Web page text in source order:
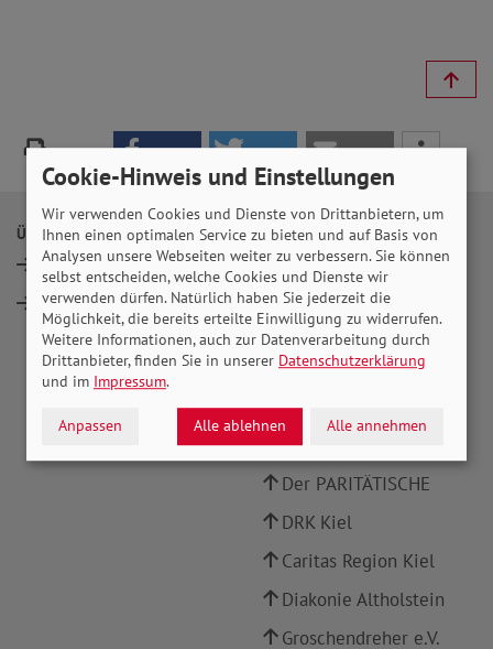
ÜBER UNS
Vorstand
Mitglied werden
INFOPORTALE UND LINKS
SoVD Bundesverband
SoVD Schleswig-
Holstein
SoVD Publikationen
Landeshauptstadt Kiel
AWO Kiel
Der PARITÄTISCHE
DRK Kiel
Caritas Region Kiel
Diakonie Altholstein
Groschendreher e.V.
Cookie-Hinweis und Einstellungen
Wir verwenden Cookies und Dienste von Drittanbietern, um
Ihnen einen optimalen Service zu bieten und auf Basis von
Analysen unsere Webseiten weiter zu verbessern. Sie können
selbst entscheiden, welche Cookies und Dienste wir
verwenden dürfen. Natürlich haben Sie jederzeit die
Möglichkeit, die bereits erteilte Einwilligung zu widerrufen.
Weitere Informationen, auch zur Datenverarbeitung durch
Drittanbieter, finden Sie in unserer Datenschutzerklärung
und im Impressum.
Anpassen Alle ablehnen Alle annehmen